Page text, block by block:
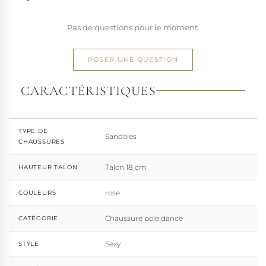
Pas de questions pour le moment.
POSER UNE QUESTION
CARACTÉRISTIQUES
TYPE DE
CHAUSSURES
Sandales
HAUTEUR TALON Talon 18 cm
COULEURS rose
CATÉGORIE Chaussure pole dance
STYLE Sexy